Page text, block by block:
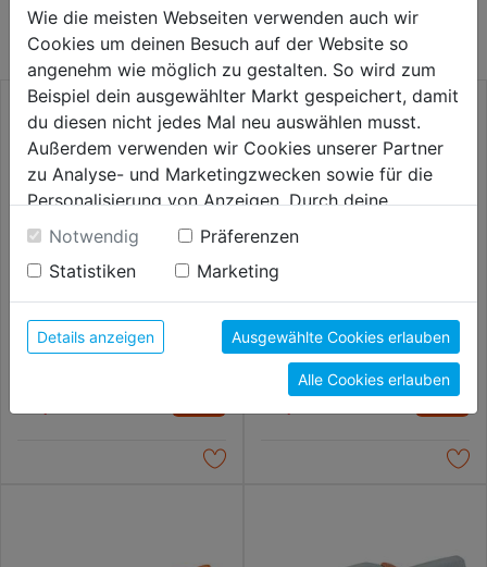
KATEGORIE
Puksäge 150mm Metallsägebogen 300mm
16,59€
Wie die meisten Webseiten verwenden auch wir
Cookies um deinen Besuch auf der Website so
angenehm wie möglich zu gestalten. So wird zum
Beispiel dein ausgewählter Markt gespeichert, damit
du diesen nicht jedes Mal neu auswählen musst.
Außerdem verwenden wir Cookies unserer Partner
zu Analyse- und Marketingzwecken sowie für die
Personalisierung von Anzeigen. Durch deine
Einwilligung werden die Daten von Drittanbieter,
unter anderem auch in den USA, verarbeitet.
Durch Klick auf "Alle Cookies erlauben" stimmst du
der Verwendung aller Cookies zu. Unter "Details
anzeigen" findest du alle Infos zu den
unterschiedlichen Cookies, unter "Cookies
Konfigurieren" kannst du auswählen, welche Cookies
du zulassen möchtest und welche nicht.
Datenschutzerklärung.
Notwendig
Präferenzen
Statistiken
Marketing
Details anzeigen Ausgewählte Cookies erlauben
Alle Cookies erlauben